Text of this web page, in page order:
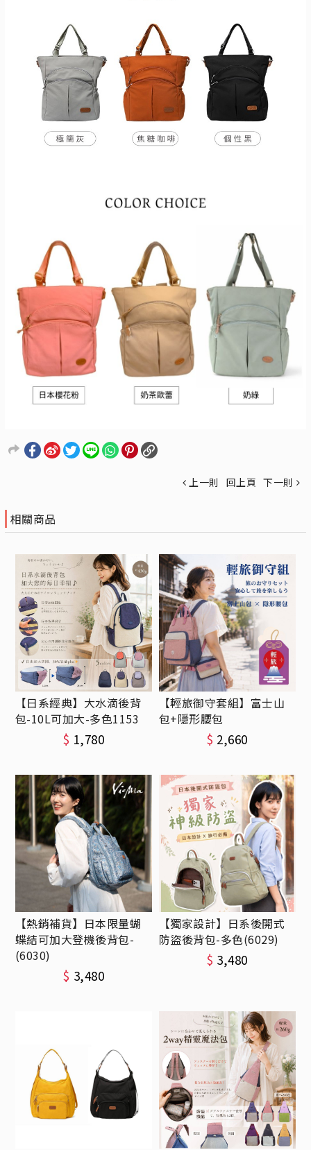
上一則 回上頁 下一則
相關商品
【日系經典】大水滴後背
包-10L可加大-多色1153
$ 1,780
【輕旅御守套組】富士山
包+隱形腰包
$ 2,660
【熱銷補貨】日本限量蝴
蝶結可加大登機後背包-
(6030)
$ 3,480
【獨家設計】日系後開式
防盜後背包-多色(6029)
$ 3,480